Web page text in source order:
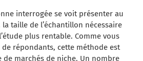
interrogée se voit présenter au
taille de l’échantillon nécessaire
plus rentable. Comme vous
répondants, cette méthode est
de marchés de niche. Un nombre